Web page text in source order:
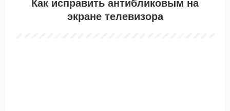
Как исправить антибликовым на
экране телевизора